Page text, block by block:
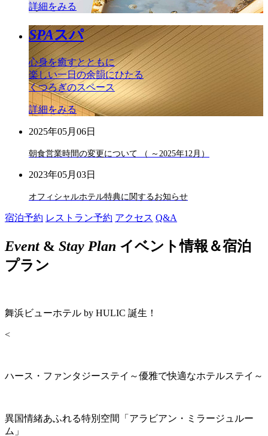
詳細をみる
SPAスパ
心身を癒すとともに
楽しい一日の余韻にひたる
くつろぎのスペース
詳細をみる
2025年05月06日
朝食営業時間の変更について （ ～2025年12月）
2023年05月03日
オフィシャルホテル特典に関するお知らせ
宿泊予約 レストラン予約 アクセス Q&A
Event& Stay Plan イベント情報＆宿泊
プラン
舞浜ビューホテル by HULIC 誕生！
<
ハース・ファンタジーステイ～優雅で快適なホテルステイ～
異国情緒あふれる特別空間「アラビアン・ミラージュルー
ム」